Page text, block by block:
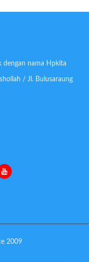
dengan nama Hpkita
/ Jl. Bulusaraung
2009